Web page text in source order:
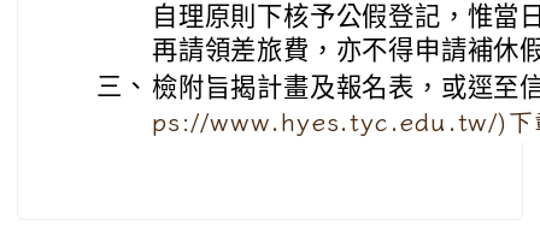
自理原則下核予公假登記，惟當
再請領差旅費，亦不得申請補休
三、 檢附旨揭計畫及報名表，或逕至
ps://www.hyes.tyc.edu.tw/)下